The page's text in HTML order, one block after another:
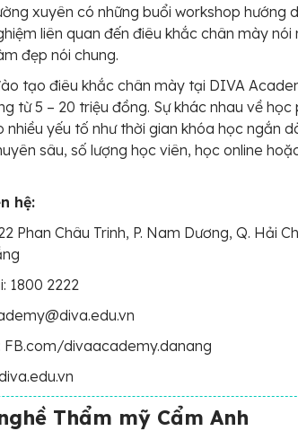
xuyên có những buổi workshop hướng
liên quan đến điêu khắc chân mày nói
đẹp nói chung.
tạo điêu khắc chân mày tại DIVA
từ 5 – 20 triệu đồng. Sự khác nhau về học
nhiều yếu tố như thời gian khóa học ngắn
sâu, số lượng học viên, học online
hệ:
Phan Châu Trinh, P. Nam Dương, Q. Hải
1800 2222
FB.com/divaacademy.danang
Thẩm mỹ Cẩm Anh